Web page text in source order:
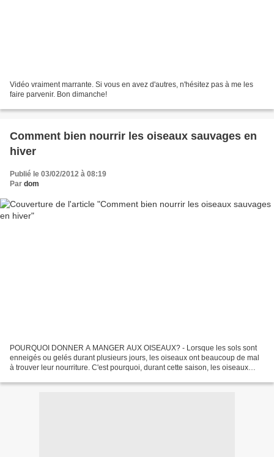
Vidéo vraiment marrante. Si vous en avez d'autres, n'hésitez pas à me les
faire parvenir. Bon dimanche!
Comment bien nourrir les oiseaux sauvages en
hiver
Publié le 03/02/2012 à 08:19
Par dom
POURQUOI DONNER A MANGER AUX OISEAUX? - Lorsque les sols sont
enneigés ou gelés durant plusieurs jours, les oiseaux ont beaucoup de mal
à trouver leur nourriture. C'est pourquoi, durant cette saison, les oiseaux